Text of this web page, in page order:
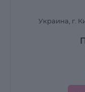
Украина, г.